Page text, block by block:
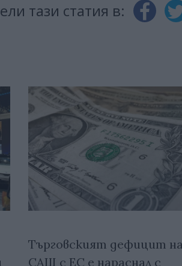
тази статия в:
Търговският дефицит на
САЩ с ЕС е нараснал с